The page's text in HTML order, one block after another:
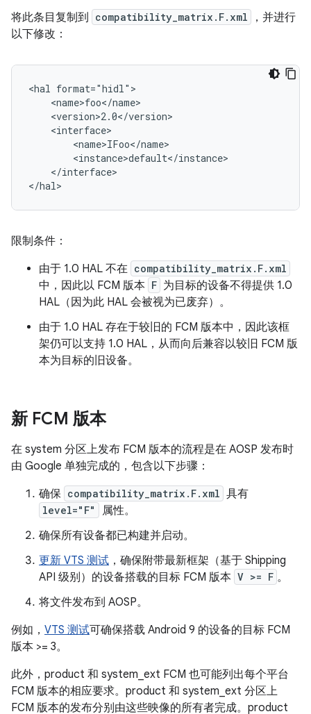
将此条目复制到 compatibility_matrix.F.xml
，并进行
以下修改：
<hal format="hidl">
    <name>foo</name>
    <version>2.0</version>
    <interface>
        <name>IFoo</name>
        <instance>default</instance>
    </interface>
限制条件：
由于 1.0 HAL 不在 compatibility_matrix.F.xml
中，因此以 FCM 版本 F 为目标的设备不得提供 1.0
HAL（因为此 HAL 会被视为已废弃）。
由于 1.0 HAL 存在于较旧的 FCM 版本中，因此该框
架仍可以支持 1.0 HAL，从而向后兼容以较旧 FCM 版
本为目标的旧设备。
新 FCM 版本
在 system 分区上发布 FCM 版本的流程是在 AOSP 发布时
由 Google 单独完成的，包含以下步骤：
确保 compatibility_matrix.F.xml 具有
level="F"
属性。
确保所有设备都已构建并启动。
更新 VTS 测试 ，确保附带最新框架（基于 Shipping
API 级别）的设备搭载的目标 FCM 版本 V >= F 。
将文件发布到 AOSP。
例如， VTS 测试可确保搭载 Android 9 的设备的目标 FCM
版本 >= 3。
此外，product 和 system_ext FCM 也可能列出每个平台
FCM 版本的相应要求。product 和 system_ext 分区上
FCM 版本的发布分别由这些映像的所有者完成。product